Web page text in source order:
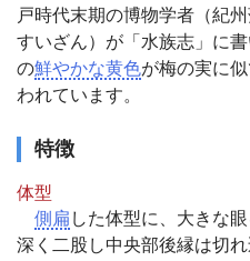
戸時代末期の博物学者（紀
すいざん）が「水族志」に
の鮮やかな黄色が梅の実に
われています。
特徴
体型
側扁 した体型に、大きな眼
深く二股し中央部後縁は切れ